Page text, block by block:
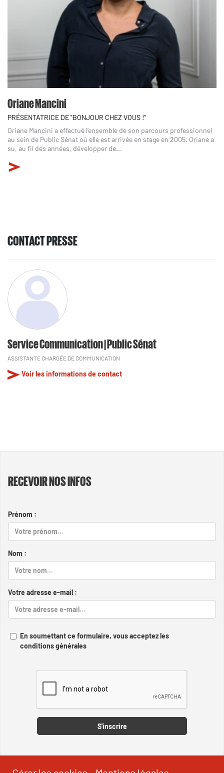
Oriane Mancini
PRÉSENTATRICE DE "BONJOUR CHEZ VOUS !"
Oriane Mancini a effectué l’ensemble de son parcours professionnel
au sein de Public Sénat où elle est arrivée en stage en 2005. Oriane a
su, au fil des années, développer de...
CONTACT PRESSE
Service Communication | Public Sénat
ASSISTANTE CHARGÉE DE COMMUNICATION
Voir les informations de contact
RECEVOIR NOS INFOS
Prénom :
Nom :
Votre adresse e-mail :
En soumettant ce formulaire, vous acceptez les
conditions générales
S'inscrire